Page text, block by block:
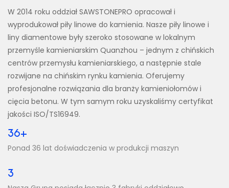
W 2014 roku oddział SAWSTONEPRO opracował i
wyprodukował piły linowe do kamienia. Nasze piły linowe i
liny diamentowe były szeroko stosowane w lokalnym
przemyśle kamieniarskim Quanzhou – jednym z chińskich
centrów przemysłu kamieniarskiego, a następnie stale
rozwijane na chińskim rynku kamienia. Oferujemy
profesjonalne rozwiązania dla branży kamieniołomów i
cięcia betonu. W tym samym roku uzyskaliśmy certyfikat
jakości ISO/TS16949.
36+
Ponad 36 lat doświadczenia w produkcji maszyn
3